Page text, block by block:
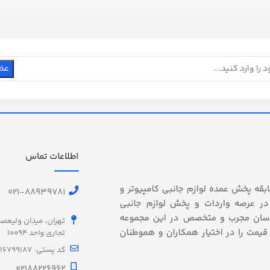
هایومی با بیش از 5 سال سابقه پخش عمده لوازم جانبی کامپیوتر و
عرصه واردات و پخش لوازم جانبی
مجرب و متخصص در این مجموعه
را در اختیار همکاران و هموطنان
اطلاعات تماس
021-88939781
تهران، میدان
تجاری واحد 10094
کد پستی: 1416799187